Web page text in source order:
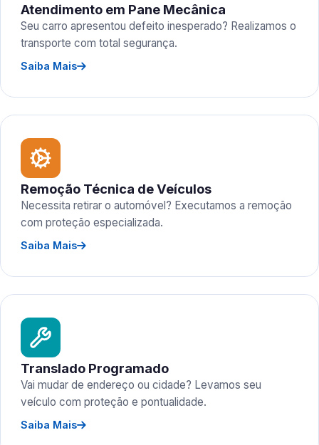
Atendimento em Pane Mecânica
Seu carro apresentou defeito inesperado? Realizamos o
transporte com total segurança.
Saiba Mais
Remoção Técnica de Veículos
Necessita retirar o automóvel? Executamos a remoção
com proteção especializada.
Saiba Mais
Translado Programado
Vai mudar de endereço ou cidade? Levamos seu
veículo com proteção e pontualidade.
Saiba Mais